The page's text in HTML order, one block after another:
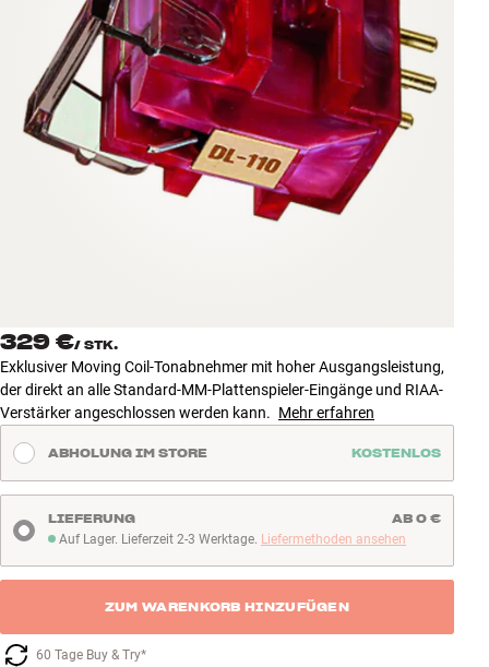
Zubehör
INSPIRATION
MARKEN
NEUHEITEN
Anmelden
Kundendienst
Bauen mit Klang
329 €/ STK.
Exklusiver Moving Coil-Tonabnehmer mit hoher Ausgangsleistung,
der direkt an alle Standard-MM-Plattenspieler-Eingänge und RIAA-
Verstärker angeschlossen werden kann. Mehr erfahren
ABHOLUNG IM STORE KOSTENLOS
Auf Lager. Lieferzeit 2-3 Werktage
Auf Lager. Lieferzeit 2-3 Werktage. Liefermethoden ansehen
LIEFERUNG AB 0 €
ZUM WARENKORB HINZUFÜGEN
60 Tage Buy & Try*